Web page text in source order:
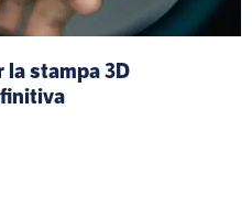
la stampa 3D